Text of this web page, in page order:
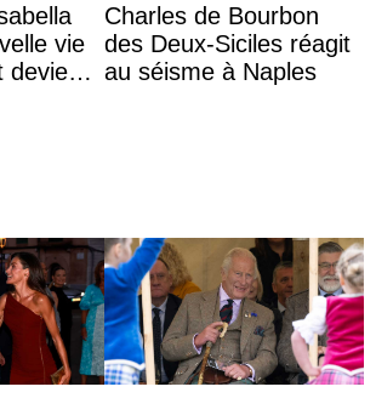
vie
devient
Charles de Bourbon
des Deux-Siciles réagit
au séisme à Naples